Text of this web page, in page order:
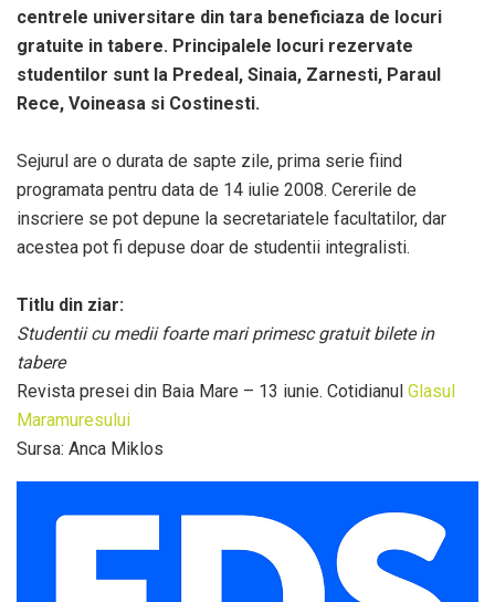
centrele universitare din tara beneficiaza de locuri
gratuite in tabere. Principalele locuri rezervate
studentilor sunt la Predeal, Sinaia, Zarnesti, Paraul
Rece, Voineasa si Costinesti.
Sejurul are o durata de sapte zile, prima serie fiind
programata pentru data de 14 iulie 2008. Cererile de
inscriere se pot depune la secretariatele facultatilor, dar
acestea pot fi depuse doar de studentii integralisti.
Titlu din ziar:
Studentii cu medii foarte mari primesc gratuit bilete in
tabere
Revista presei din Baia Mare – 13 iunie. Cotidianul Glasul
Maramuresului
Sursa: Anca Miklos